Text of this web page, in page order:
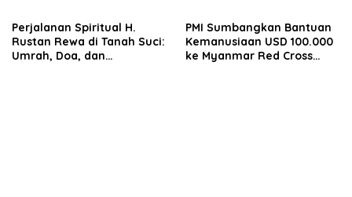
Perjalanan Spiritual H.
Rustan Rewa di Tanah Suci:
Umrah, Doa, dan
PMI Sumbangkan Bantuan
Kemanusiaan USD 100.000
ke Myanmar Red Cross